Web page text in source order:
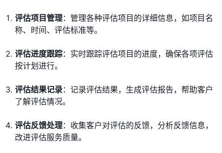
评估项目管理：管理各种评估项目的详细信息，如项目名
称、时间、评估标准等。
评估进度跟踪：实时跟踪评估项目的进度，确保各项评估
按计划进行。
评估结果记录：记录评估结果，生成评估报告，帮助客户
了解评估情况。
评估反馈处理：收集客户对评估的反馈，分析反馈信息，
改进评估服务质量。